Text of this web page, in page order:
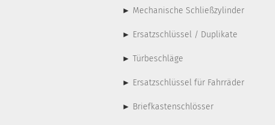
► Mechanische Schließzylinder
► Ersatzschlüssel / Duplikate
► Türbeschläge
► Ersatzschlüssel für Fahrräder
► Briefkastenschlösser